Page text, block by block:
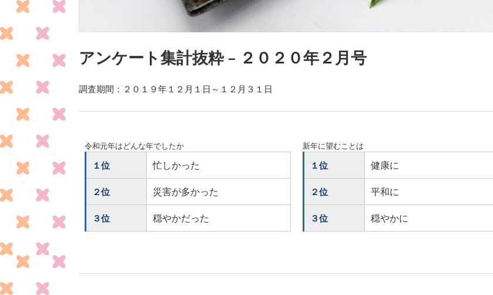
アンケート集計抜粋 – ２０２０年２月号
調査期間：２０１９年１２月１日～１２月３１日
令和元年はどんな年でしたか
１位 忙しかった
２位 災害が多かった
３位 穏やかだった
新年に望むことは
１位 健康に
２位 平和に
３位 穏やかに